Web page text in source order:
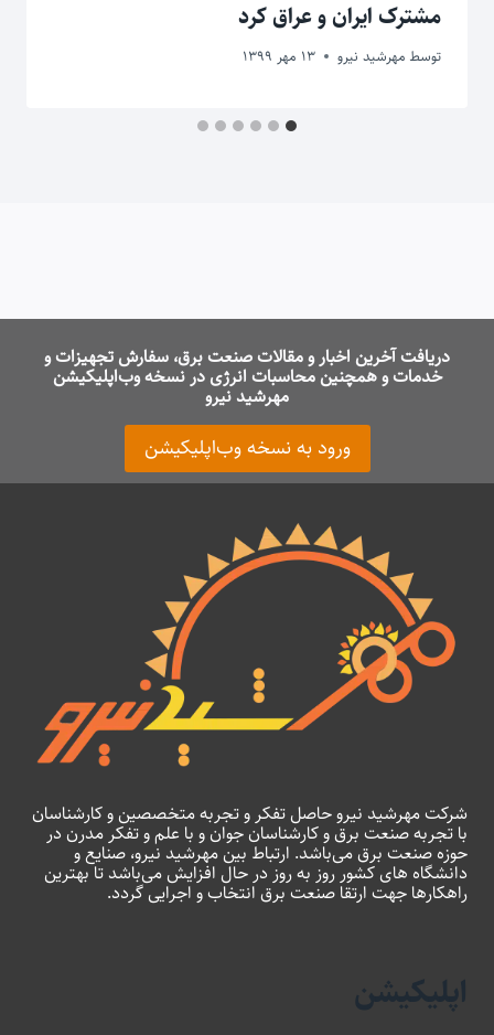
مشترک ایران و عراق کرد
توسط مهرشید نیرو 13 مهر 1399
دریافت آخرین اخبار و مقالات صنعت برق، سفارش تجهیزات و
خدمات و همچنین محاسبات انرژی در نسخه وب‌اپلیکیشن
مهرشید نیرو
ورود به نسخه وب‌اپلیکیشن
شرکت مهرشید نیرو حاصل تفکر و تجربه متخصصین و کارشناسان
با تجربه صنعت برق و کارشناسان جوان و با علم و تفکر مدرن در
حوزه صنعت برق می‌باشد. ارتباط بین مهرشید نیرو، صنایع و
دانشگاه های کشور روز به روز در حال افزایش می‌باشد تا بهترین
راهکارها جهت ارتقا صنعت برق انتخاب و اجرایی گردد.
اپلیکیشن